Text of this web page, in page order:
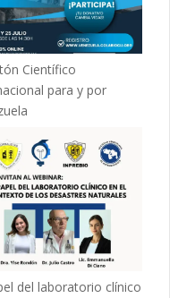
Científico
para y por
del laboratorio clínico